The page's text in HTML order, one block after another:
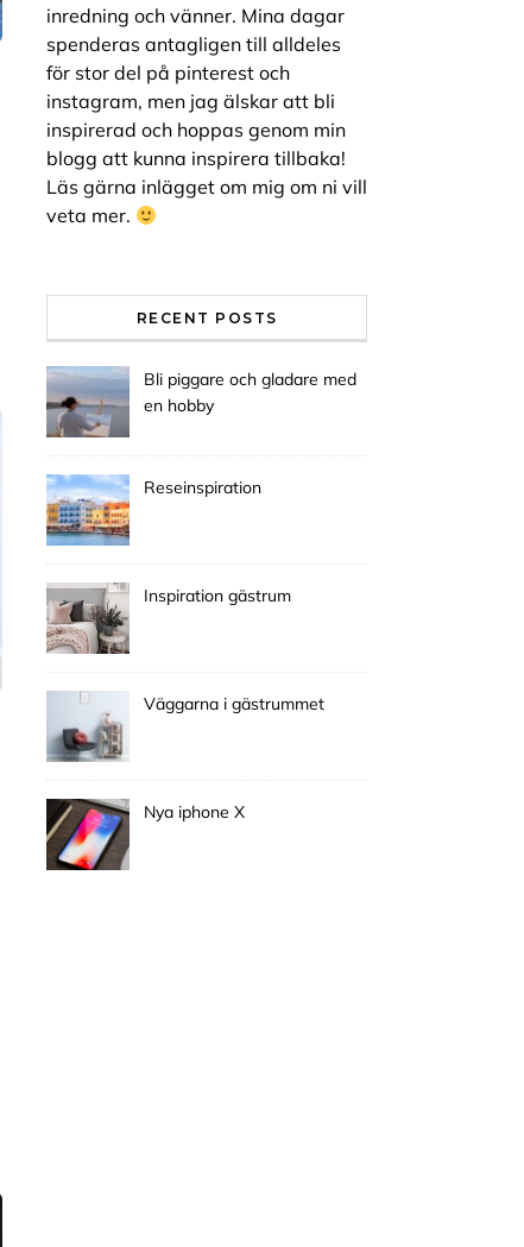
inredning och vänner. Mina dagar
spenderas antagligen till alldeles
för stor del på pinterest och
instagram, men jag älskar att bli
inspirerad och hoppas genom min
blogg att kunna inspirera tillbaka!
Läs gärna inlägget om mig om ni vill
veta mer.
RECENT POSTS
Bli piggare och gladare med
en hobby
Reseinspiration
Inspiration gästrum
Väggarna i gästrummet
Nya iphone X